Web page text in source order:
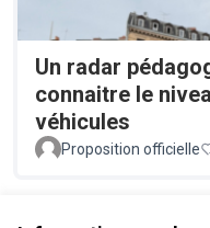
Un radar
connaitre le
véhicules
Proposition officielle